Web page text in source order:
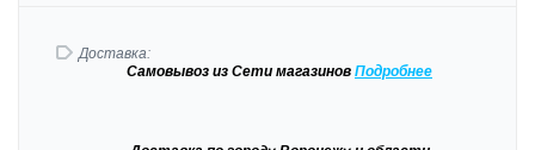
Доставка:
Самовывоз из Сети магазинов Подробнее